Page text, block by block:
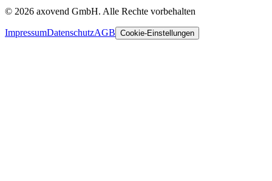
© 2026 axovend GmbH. Alle Rechte vorbehalten
ImpressumDatenschutzAGB Cookie-Einstellungen